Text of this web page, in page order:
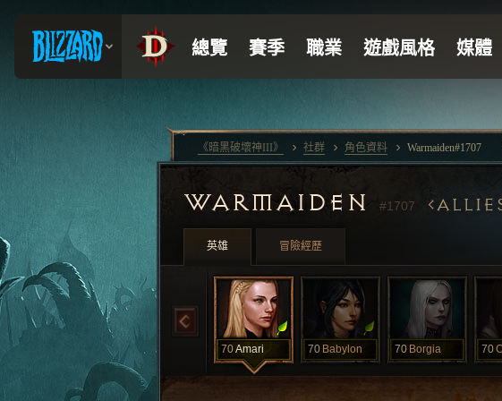
WARMAIDEN #1707
英雄 冒險經歷
70Amari 70 Babylon 70 Borgia 70
《暗黑破壞神III》 社群 角色資料 Warmaiden#1707